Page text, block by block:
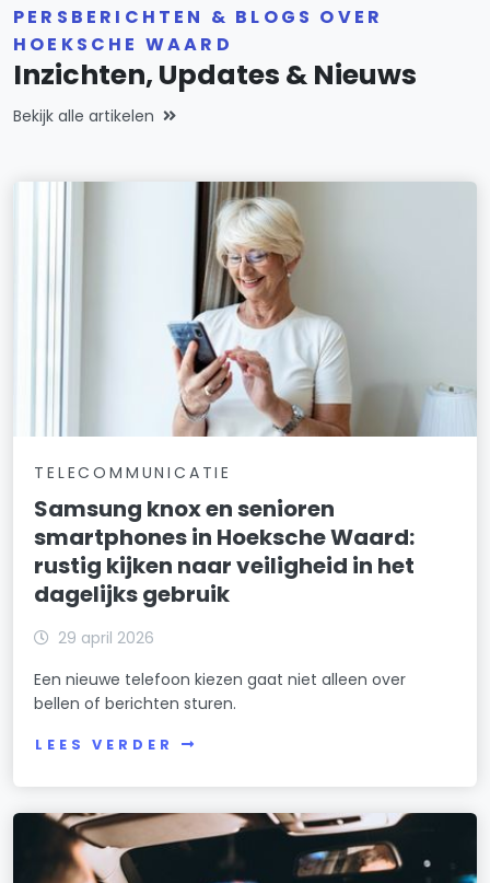
PERSBERICHTEN & BLOGS OVER
HOEKSCHE WAARD
Inzichten, Updates & Nieuws
Bekijk alle artikelen
TELECOMMUNICATIE
Samsung knox en senioren
smartphones in Hoeksche Waard:
rustig kijken naar veiligheid in het
dagelijks gebruik
29 april 2026
Een nieuwe telefoon kiezen gaat niet alleen over
bellen of berichten sturen.
LEES VERDER